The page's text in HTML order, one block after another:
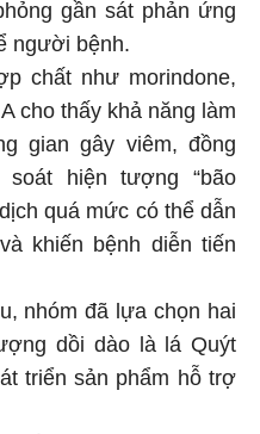
gần sát phản ứng
người bệnh.
chất như morindone,
cho thấy khả năng làm
gian gây viêm, đồng
hiện tượng “bão
quá mức có thể dẫn
khiến bệnh diễn tiến
nhóm đã lựa chọn hai
dồi dào là lá Quýt
triển sản phẩm hỗ trợ